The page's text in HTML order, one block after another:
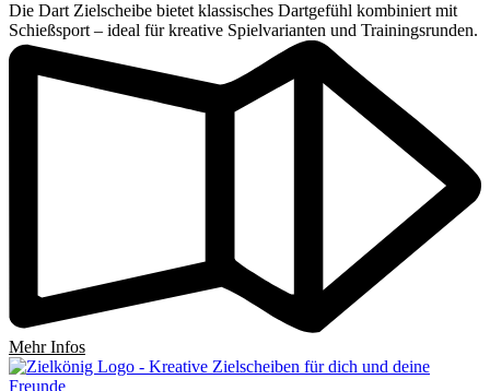
Die Dart Zielscheibe bietet klassisches Dartgefühl kombiniert mit
Schießsport – ideal für kreative Spielvarianten und Trainingsrunden.
Mehr Infos